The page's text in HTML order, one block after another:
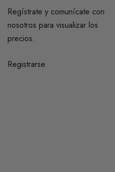
Regístrate y comunícate con
nosotros para visualizar los
precios.
Registrarse